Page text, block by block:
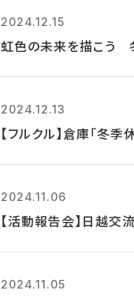
2024.12.15
虹色の未来を描こう
2024.12.13
【フルクル】倉庫「冬季
2024.11.06
【活動報告会】日越
2024.11.05